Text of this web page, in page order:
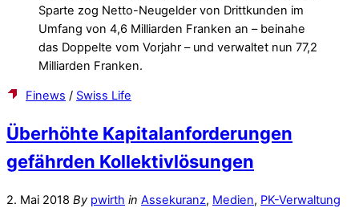
Sparte zog Netto-Neugelder von Drittkunden im
Umfang von 4,6 Milliarden Franken an – beinahe
das Doppelte vom Vorjahr – und verwaltet nun 77,2
Milliarden Franken.
Finews / Swiss Life
Überhöhte Kapitalanforderungen
gefährden Kollektivlösungen
2. Mai 2018 By pwirth in Assekuranz, Medien, PK-Verwaltung